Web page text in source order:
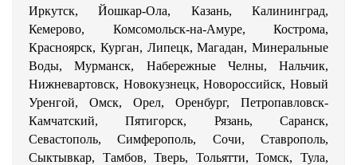
Иркутск, Йошкар-Ола, Казань, Калининград,
Кемерово, Комсомольск-на-Амуре, Кострома,
Красноярск, Курган, Липецк, Магадан, Минеральные
Воды, Мурманск, Набережные Челны, Нальчик,
Нижневартовск, Новокузнецк, Новороссийск, Новый
Уренгой, Омск, Орел, Оренбург, Петропавловск-
Камчатский, Пятигорск, Рязань, Саранск,
Севастополь, Симферополь, Сочи, Ставрополь,
Сыктывкар, Тамбов, Тверь, Тольятти, Томск, Тула,